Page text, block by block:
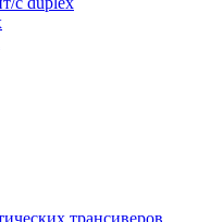
трансиверов